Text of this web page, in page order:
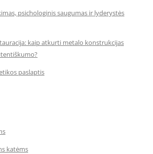
psichologinis saugumas ir lyderystės
kaip atkurti metalo konstrukcijas
paslaptis
katėms